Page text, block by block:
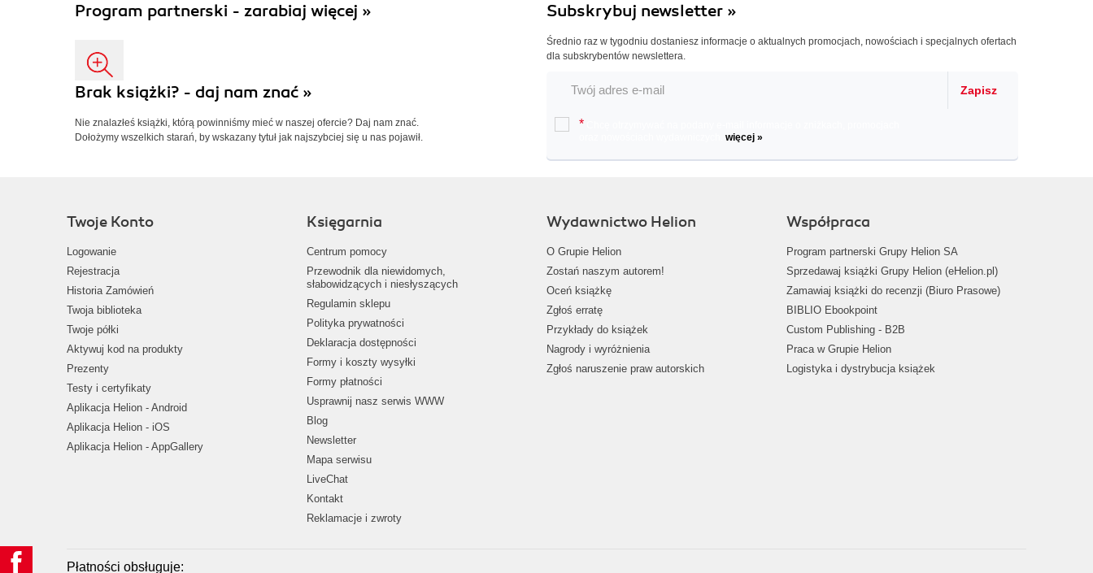
Program partnerski - zarabiaj więcej »
Brak książki? - daj nam znać »
Nie znalazłeś książki, którą powinniśmy mieć w naszej ofercie? Daj nam znać.
Dołożymy wszelkich starań, by wskazany tytuł jak najszybciej się u nas pojawił.
Subskrybuj newsletter »
Średnio raz w tygodniu dostaniesz informacje o aktualnych promocjach, nowościach i specjalnych ofertach
dla subskrybentów newslettera.
Zapisz
*
więcej »
Twoje Konto
Logowanie
Rejestracja
Historia Zamówień
Twoja biblioteka
Twoje półki
Aktywuj kod na produkty
Prezenty
Testy i certyfikaty
Aplikacja Helion - Android
Aplikacja Helion - iOS
Aplikacja Helion - AppGallery
Księgarnia
Centrum pomocy
Przewodnik dla niewidomych,
słabowidzących i niesłyszących
Regulamin sklepu
Polityka prywatności
Deklaracja dostępności
Formy i koszty wysyłki
Formy płatności
Usprawnij nasz serwis WWW
Blog
Newsletter
Mapa serwisu
LiveChat
Kontakt
Reklamacje i zwroty
Wydawnictwo Helion
O Grupie Helion
Zostań naszym autorem!
Oceń książkę
Zgłoś erratę
Przykłady do książek
Nagrody i wyróżnienia
Zgłoś naruszenie praw autorskich
Współpraca
Program partnerski Grupy Helion SA
Sprzedawaj książki Grupy Helion (eHelion.pl)
Zamawiaj książki do recenzji (Biuro Prasowe)
BIBLIO Ebookpoint
Custom Publishing - B2B
Praca w Grupie Helion
Logistyka i dystrybucja książek
Płatności obsługuje: